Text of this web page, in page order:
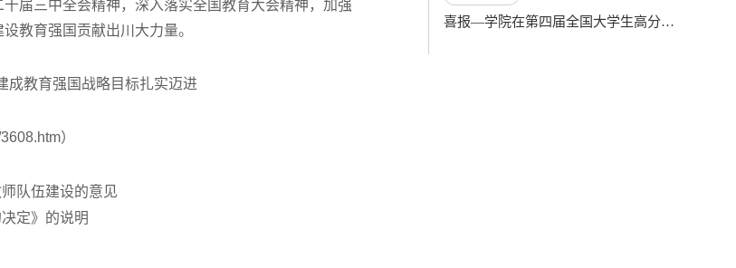
届三中全会精神，深入落实全国教育大会精神，加强
教育强国贡献出川大力量。
成教育强国战略目标扎实迈进
）
队伍建设的意见
定》的说明
喜报—学院在第四届全国大学生高分子材料实验实践虚拟仿真大赛再创佳绩